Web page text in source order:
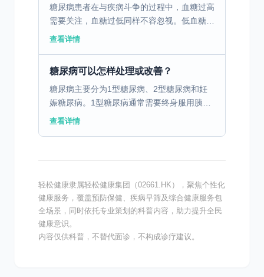
糖尿病患者在与疾病斗争的过程中，血糖过高
需要关注，血糖过低同样不容忽视。低血糖就
像隐藏在暗处的“健康刺客”，悄无声息地威胁
查看详情
糖尿病可以怎样处理或改善？
糖尿病主要分为1型糖尿病、2型糖尿病和妊
娠糖尿病。1型糖尿病通常需要终身服用胰岛
素，因为患者自身不能产生足够的胰岛素。2
查看详情
轻松健康隶属轻松健康集团（02661.HK），聚焦个性化
健康服务，覆盖预防保健、疾病早筛及综合健康服务包
全场景，同时依托专业策划的科普内容，助力提升全民
健康意识。
内容仅供科普，不替代面诊，不构成诊疗建议。